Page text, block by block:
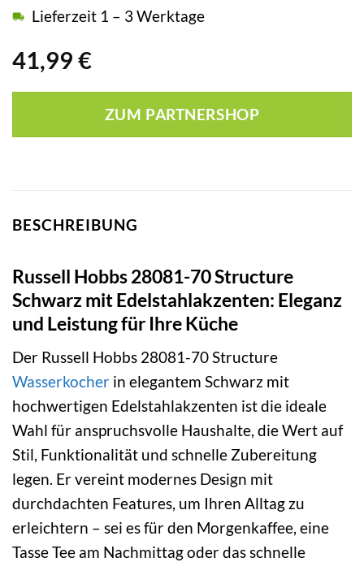
41,99 €
Lieferzeit 1 – 3 Werktage
ZUM PARTNERSHOP
BESCHREIBUNG
Russell Hobbs 28081-70 Structure
Schwarz mit Edelstahlakzenten: Eleganz
und Leistung für Ihre Küche
Der Russell Hobbs 28081-70 Structure
Wasserkocher in elegantem Schwarz mit
hochwertigen Edelstahlakzenten ist die ideale
Wahl für anspruchsvolle Haushalte, die Wert auf
Stil, Funktionalität und schnelle Zubereitung
legen. Er vereint modernes Design mit
durchdachten Features, um Ihren Alltag zu
erleichtern – sei es für den Morgenkaffee, eine
Tasse Tee am Nachmittag oder das schnelle